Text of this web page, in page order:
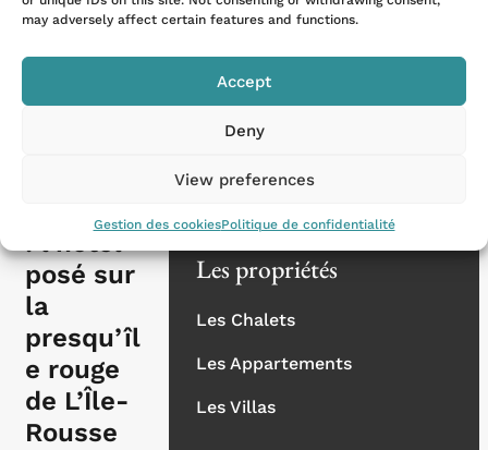
may adversely affect certain features and functions.
Accept
Deny
View preferences
Gestion des cookiesPolitique de confidentialité
PLUS
La Pietra
: l’hôtel
posé sur
la
presqu’îl
e rouge
de L’Île-
Rousse
La Provence
Les propriétés
Les Chalets
Les Appartements
Les Villas